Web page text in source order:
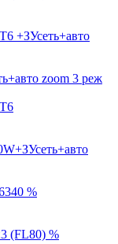
zoom 3 реж
%
%